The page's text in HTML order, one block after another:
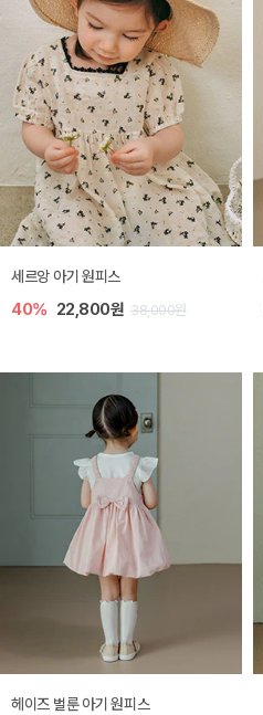
세르앙 아기 원피스
40% 22,800원 38,000원
헤이즈 벌룬 아기 원피스